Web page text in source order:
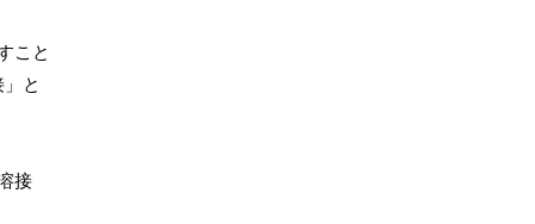
こと
と
接